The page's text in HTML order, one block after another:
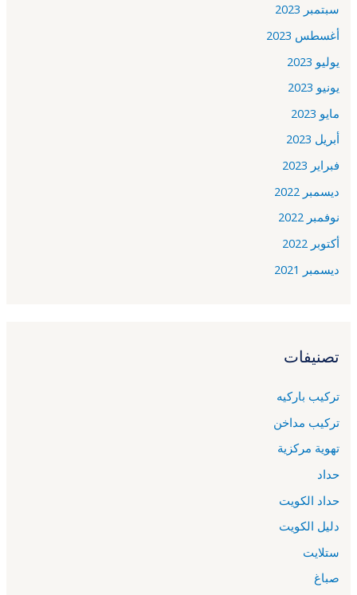
سبتمبر 2023
أغسطس 2023
يوليو 2023
يونيو 2023
مايو 2023
أبريل 2023
فبراير 2023
ديسمبر 2022
نوفمبر 2022
أكتوبر 2022
ديسمبر 2021
تصنيفات
تركيب باركيه
تركيب مداخن
تهوية مركزية
حداد
حداد الكويت
دليل الكويت
ستلايت
صباغ